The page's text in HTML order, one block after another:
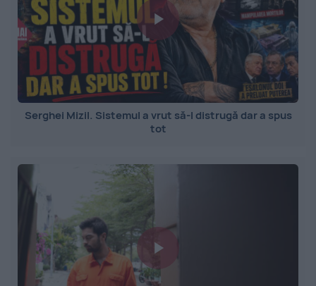
Serghei Mizil. Sistemul a vrut să-l distrugă dar a spus
tot